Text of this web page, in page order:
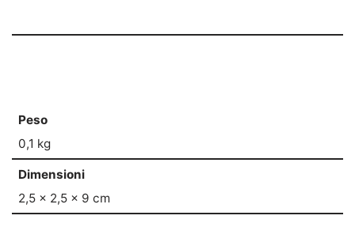
Peso
0,1 kg
Dimensioni
2,5 × 2,5 × 9 cm